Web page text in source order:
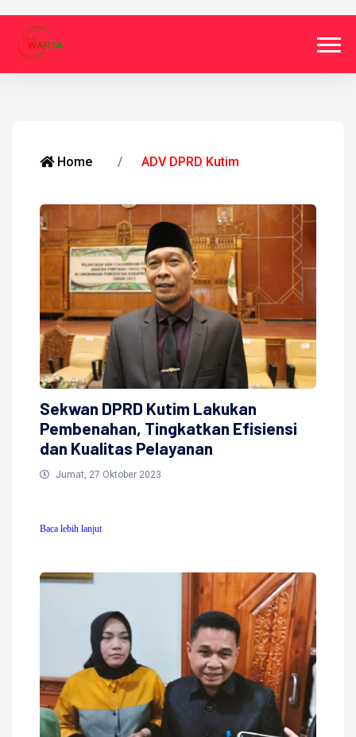
Home ADV DPRD Kutim
Sekwan DPRD Kutim Lakukan
Pembenahan, Tingkatkan Efisiensi
dan Kualitas Pelayanan
Jumat, 27 Oktober 2023
Baca lebih lanjut